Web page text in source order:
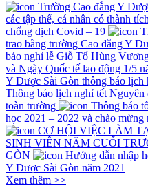
Trường Cao đẳng Y
các tập thể, cá nhân có thành
chống dịch Covid – 19
trao bằng trường Cao đẳng Y
báo nghỉ lễ Giỗ Tổ Hùng
và Ngày Quốc tế lao động 1/5
Y Dược Sài Gòn thông báo lịch
Thông báo lịch nghỉ tết
toàn trường
Thông báo
học 2021 – 2022 và chào
CƠ HỘI VIỆC LÀM
SINH VIÊN NĂM CUỐI
GÒN
Hướng dẫn nhập
Y Dược Sài Gòn năm 2021
Xem thêm >>